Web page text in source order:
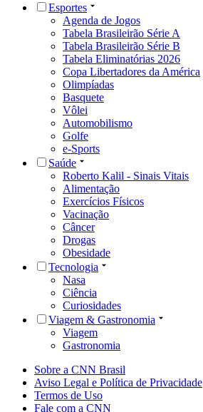
Esportes
Agenda de Jogos
Tabela Brasileirão Série A
Tabela Brasileirão Série B
Tabela Eliminatórias 2026
Copa Libertadores da América
Olimpíadas
Basquete
Vôlei
Automobilismo
Golfe
e-Sports
Saúde
Roberto Kalil - Sinais Vitais
Alimentação
Exercícios Físicos
Vacinação
Câncer
Drogas
Obesidade
Tecnologia
Nasa
Ciência
Curiosidades
Viagem & Gastronomia
Viagem
Gastronomia
Sobre a CNN Brasil
Aviso Legal e Política de Privacidade
Termos de Uso
Fale com a CNN